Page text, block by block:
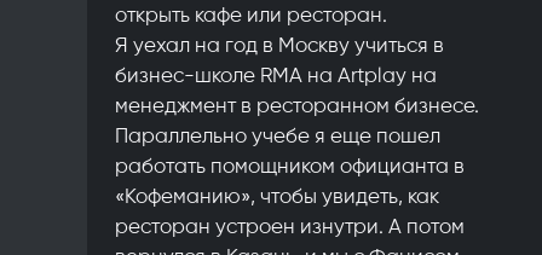
открыть кафе или ресторан.
Я уехал на год в Москву учиться в
бизнес-школе RMA на Artplay на
менеджмент в ресторанном бизнесе.
Параллельно учебе я еще пошел
работать помощником официанта в
«Кофеманию», чтобы увидеть, как
ресторан устроен изнутри. А потом